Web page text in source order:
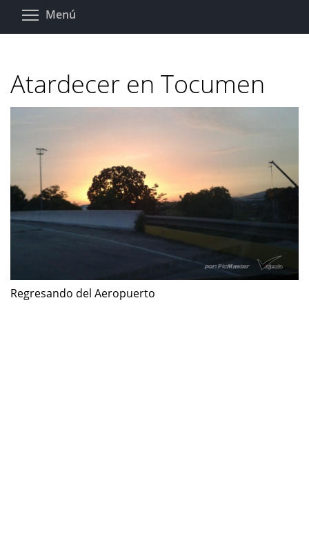
Pasar
Menú
Atardecer en Tocumen
Regresando del Aeropuerto